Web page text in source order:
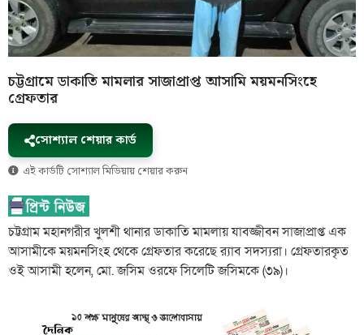
চট্টগ্রামে ডাকাতি মামলার সাজাপ্রাপ্ত আসামি ময়মনসিংহে
গ্রেফতার
সোশ্যাল শেয়ার কার্ড
এই কার্ডটি সোশ্যাল মিডিয়ায় শেয়ার করুন
চট্টগ্রাম মহানগরীর খুলশী থানার ডাকাতি মামলায় যাবজ্জীবন সাজাপ্রাপ্ত এক
আসামীকে ময়মনসিংহ থেকে গ্রেফতার করেছে র‌্যাব সদস্যরা। গ্রেফতারকৃত
ওই আসামী হলেন, মো. জসিম ওরফে সিলেটি জসিমকে (৩৯)।